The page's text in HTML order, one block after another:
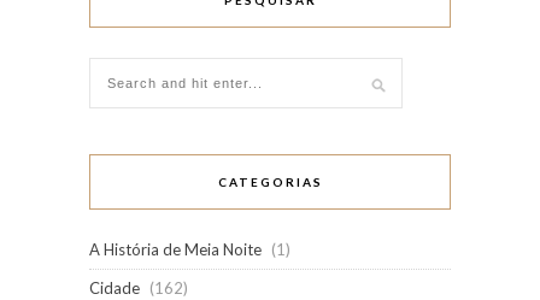
CATEGORIAS
A História de Meia Noite (1)
Cidade (162)